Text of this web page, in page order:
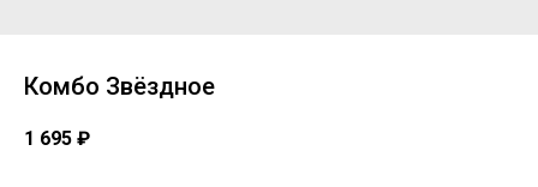
Комбо Звёздное
1 695 ₽